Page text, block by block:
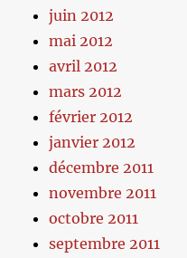
juin 2012
mai 2012
avril 2012
mars 2012
février 2012
janvier 2012
décembre 2011
novembre 2011
octobre 2011
septembre 2011